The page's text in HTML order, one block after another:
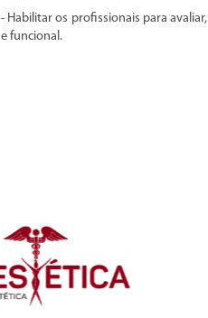
- Habilitar os profissionais para
e funcional.